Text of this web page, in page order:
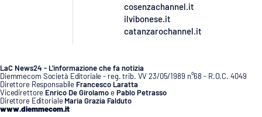
Ilvibonese.it
Catanzarochannel.it
cosenzachannel.it
ilvibonese.it
catanzarochannel.it
LaC News24 - L’informazione che fa notizia
Diemmecom Società Editoriale - reg. trib. VV 23/05/1989 n°68 - R.O.C. 4049
Direttore Responsabile Francesco Laratta
Vicedirettore Enrico De GirolamoePablo Petrasso
Direttore Editoriale Maria Grazia Falduto
www.diemmecom.it